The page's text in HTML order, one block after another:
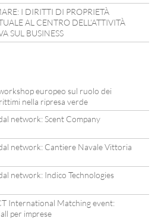
I DIRITTI DI PROPRIETÀ
AL CENTRO DELL’ATTIVITÀ
SUL BUSINESS
europeo sul ruolo dei
nella ripresa verde
network: Scent Company
network: Cantiere Navale Vittoria
network: Indico Technologies
International Matching event:
per imprese